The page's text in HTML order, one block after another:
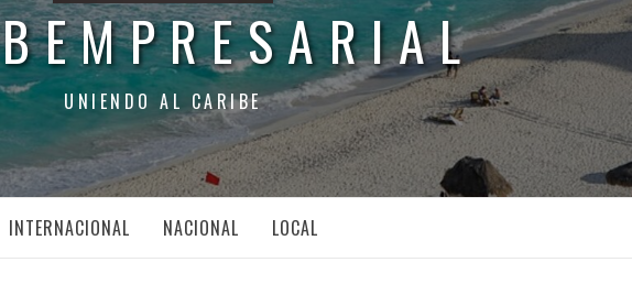
UNIENDO AL CARIBE
INTERNACIONAL NACIONAL LOCAL